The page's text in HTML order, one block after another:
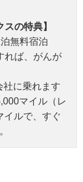
の特典】
無料宿泊
れば、がんが
社に乗れます
マイル（レ
イルで、すぐ